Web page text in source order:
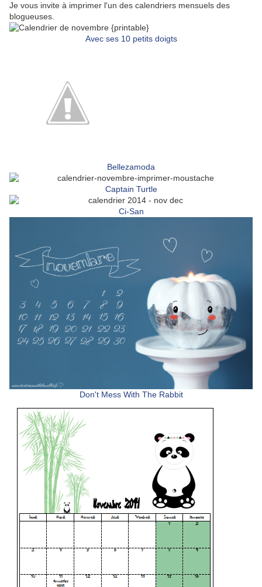
Je vous invite à imprimer l'un des calendriers mensuels des
blogueuses.
Avec ses 10 petits doigts
Bellezamoda
Captain Turtle
Ci-San
Don't Mess With The Rabbit